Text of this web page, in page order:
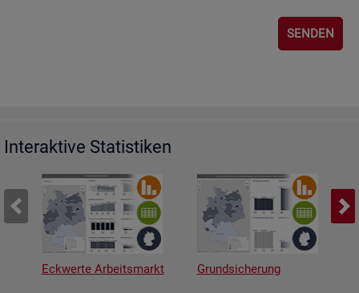
Interaktive Statistiken
Eckwerte Arbeitsmarkt Grundsicherung